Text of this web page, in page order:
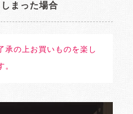
まった場合
の上お買いものを楽し
。